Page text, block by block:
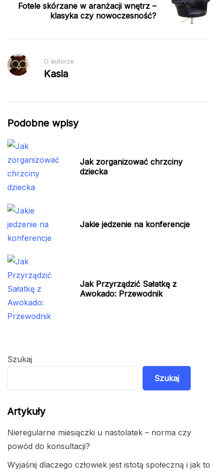
Fotele skórzane w aranżacji wnętrz –
klasyka czy nowoczesność?
O autorze
Kasia
Podobne wpisy
Jak zorganizować chrzciny
dziecka
Jakie jedzenie na konferencje
Jak Przyrządzić Sałatkę z
Awokado: Przewodnik
Szukaj
Szukaj
Artykuły
Nieregularne miesiączki u nastolatek – norma czy
powód do konsultacji?
Wyjaśnij dlaczego człowiek jest istotą społeczną i jak to